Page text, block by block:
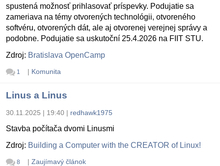
spustená možnosť prihlasovať príspevky. Podujatie sa
zameriava na témy otvorených technológii, otvoreného
softvéru, otvorených dát, ale aj otvorenej verejnej správy a
podobne. Podujatie sa uskutoční 25.4.2026 na FIIT STU.
Zdroj: Bratislava OpenCamp
1 | Komunita
Linus a Linus
30.11.2025 | 19:40 | redhawk1975
Stavba počítača dvomi Linusmi
Zdroj: Building a Computer with the CREATOR of Linux!
8 | Zaujímavý článok